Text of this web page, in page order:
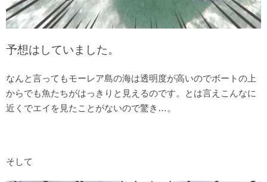
予想はしていました。
なんと言ってもモーレア島の海は透明度が高いのでボートの上
からでも魚たちがはっきりと見えるのです。とは言えこんなに
近くでエイを見たことがないので驚き…。
そして